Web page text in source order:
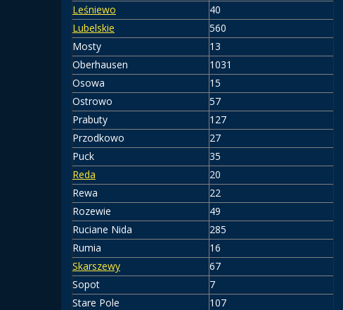
Leśniewo
40
Lubelskie
560
Mosty
13
Oberhausen
1031
Osowa
15
Ostrowo
57
Prabuty
127
Przodkowo
27
Puck
35
Reda
20
Rewa
22
Rozewie
49
Ruciane Nida
285
Rumia
16
Skarszewy
67
Sopot
7
Stare Pole
107